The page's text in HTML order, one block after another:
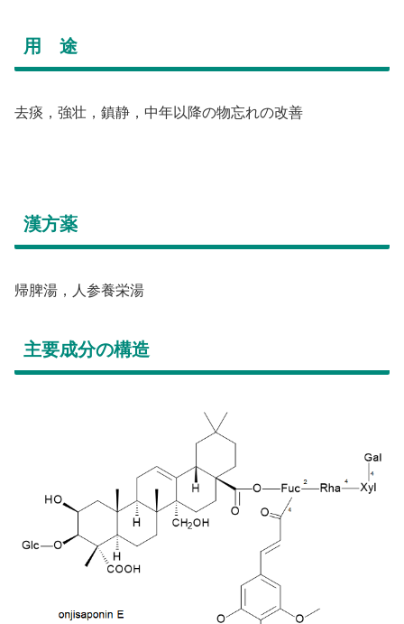
用 途
去痰，強壮，鎮静，中年以降の物忘れの改善
漢方薬
帰脾湯，人参養栄湯
主要成分の構造